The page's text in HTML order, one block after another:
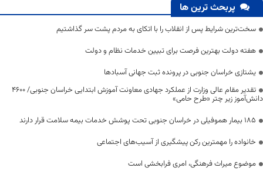
پربحث ترین ها
سخت‌ترین شرایط پس از انقلاب را با اتکای به مردم پشت سر گذاشتیم
هفته دولت بهترین فرصت برای تبیین خدمات نظام و دولت
یشتازی خراسان جنوبی در پرونده ثبت جهانی آسبادها
تقدیر مقام عالی وزارت از عملکرد جهادی معاونت آموزش ابتدایی خراسان جنوبی/ ۴۶۰۰
دانش‌آموز زیر چتر «طرح حامی»
۱۸۵ بیمار هموفیلی در خراسان جنوبی تحت پوشش خدمات بیمه سلامت قرار دارند
خانواده را مهمترین رکن پیشگیری از آسیب‌های اجتماعی
موضوع میراث فرهنگی، امری فرابخشی است